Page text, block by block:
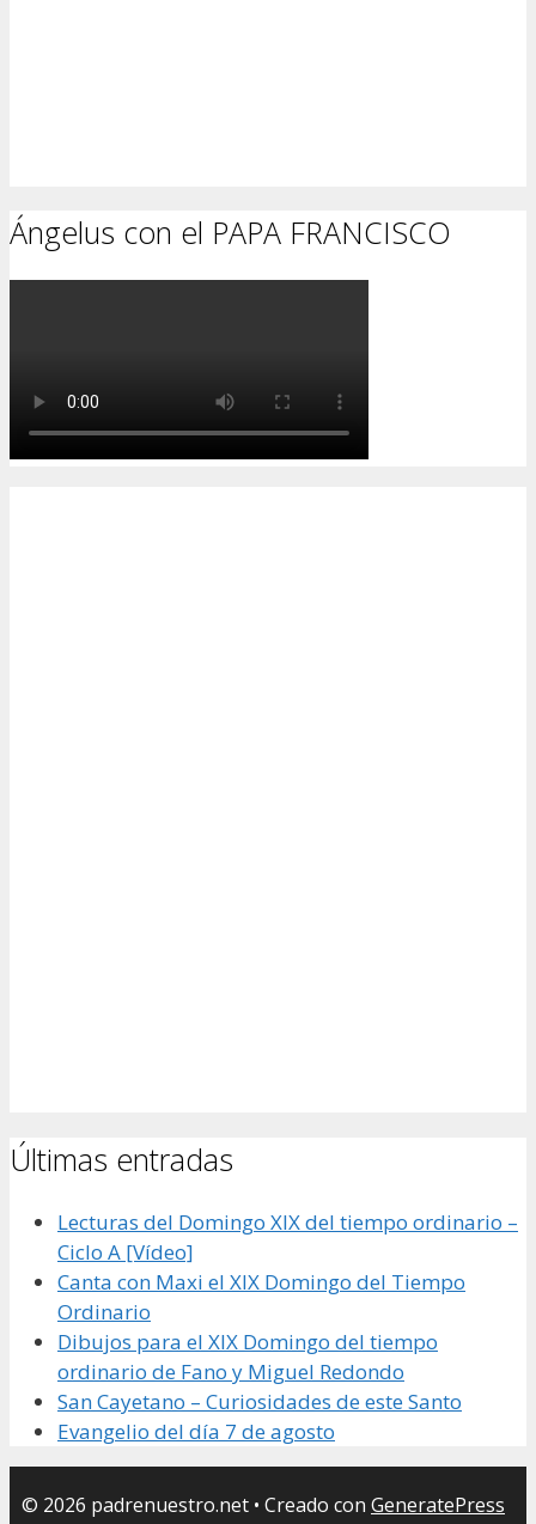
Ángelus con el PAPA FRANCISCO
Últimas entradas
Lecturas del Domingo XIX del tiempo ordinario –
Ciclo A [Vídeo]
Canta con Maxi el XIX Domingo del Tiempo
Ordinario
Dibujos para el XIX Domingo del tiempo
ordinario de Fano y Miguel Redondo
San Cayetano – Curiosidades de este Santo
Evangelio del día 7 de agosto
© 2026 padrenuestro.net • Creado con GeneratePress